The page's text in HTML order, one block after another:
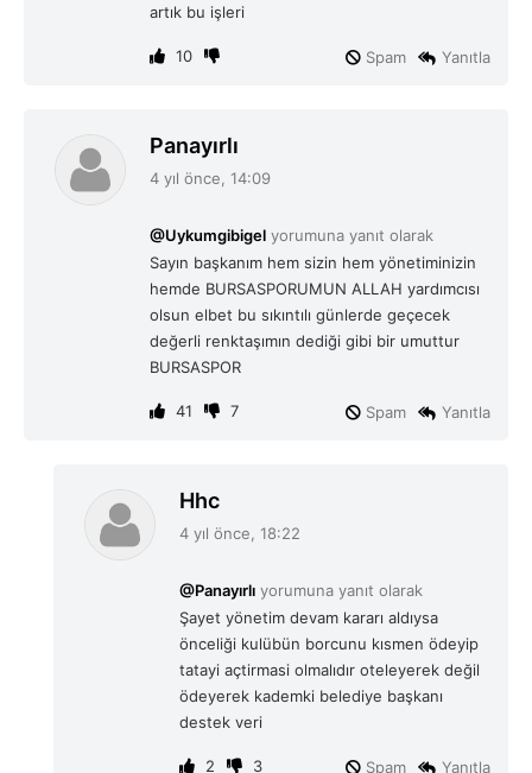
artık bu işleri
10 Yanıtla
Spam
Panayırlı
k
4 yıl önce, 14:09
@Uykumgibigel yorumuna yanıt olarak
Sayın başkanım hem sizin hem yönetiminizin
hemde BURSASPORUMUN ALLAH yardımcısı
olsun elbet bu sıkıntılı günlerde geçecek
değerli renktaşımın dediği gibi bir umuttur
BURSASPOR
41 7 Yanıtla
Spam
Hhc
4 yıl önce, 18:22
@Panayırlı yorumuna yanıt olarak
Şayet yönetim devam kararı aldıysa
önceliği kulübün borcunu kısmen ödeyip
tatayi açtirmasi olmalıdır oteleyerek değil
ödeyerek kademki belediye başkanı
destek veri
2 3 Yanıtla
Spam